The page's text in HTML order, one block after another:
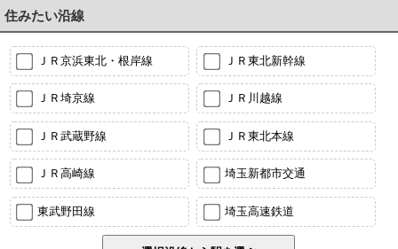
住みたい沿線
ＪＲ京浜東北・根岸線 ＪＲ東北新幹線
ＪＲ埼京線 ＪＲ川越線
ＪＲ武蔵野線 ＪＲ東北本線
ＪＲ高崎線 埼玉新都市交通
東武野田線 埼玉高速鉄道